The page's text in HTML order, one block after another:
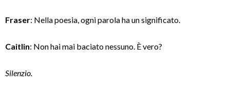
Fraser: Nella poesia, ogni parola ha un significato.
Caitlin: Non hai mai baciato nessuno. È vero?
Silenzio.